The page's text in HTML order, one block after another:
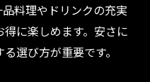
料理やドリンクの充実
に楽しめます。安さに
選び方が重要です。